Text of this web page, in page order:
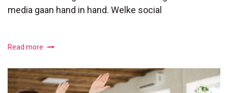
media gaan hand in hand. Welke social
Read more